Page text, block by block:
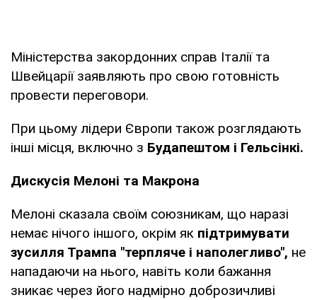
Міністерства закордонних справ Італії та
Швейцарії заявляють про свою готовність
провести переговори.
При цьому лідери Європи також розглядають
інші місця, включно з Будапештом і Гельсінкі.
Дискусія Мелоні та Макрона
Мелоні сказала своїм союзникам, що наразі
немає нічого іншого, окрім як підтримувати
зусилля Трампа "терпляче і наполегливо", не
нападаючи на нього, навіть коли бажання
зникає через його надмірно доброзичливі